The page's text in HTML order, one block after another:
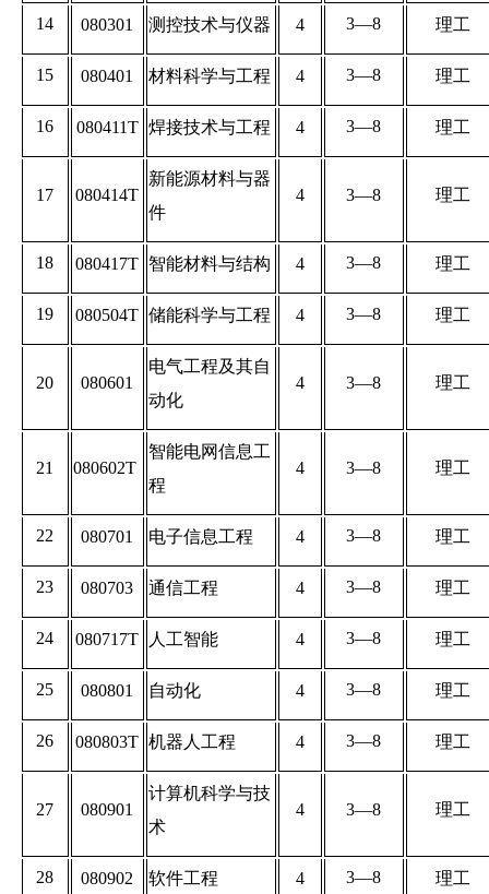
14 080301 测控技术与仪器 4 3—8 理工
15 080401 材料科学与工程 4 3—8 理工
16 080411T 焊接技术与工程 4 3—8 理工
17 080414T
新能源材料与器
件
4 3—8 理工
18 080417T 智能材料与结构 4 3—8 理工
19 080504T 储能科学与工程 4 3—8 理工
20 080601
电气工程及其自
动化
4 3—8 理工
21 080602T
智能电网信息工
程
4 3—8 理工
22 080701 电子信息工程 4 3—8 理工
23 080703 通信工程 4 3—8 理工
24 080717T 人工智能 4 3—8 理工
25 080801 自动化 4 3—8 理工
26 080803T 机器人工程 4 3—8 理工
27 080901
计算机科学与技
术
4 3—8 理工
28 080902 软件工程 4 3—8 理工